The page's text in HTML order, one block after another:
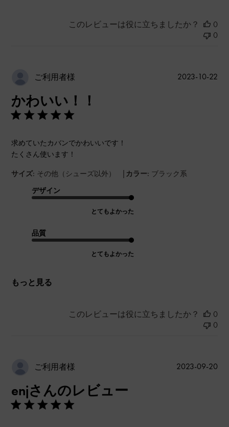
このレビューは役に立ちましたか？
0
0
ご利用者様
かわいい！！
求めていたカバンでかわいいです！
たくさん使います！
サイズ: その他（シューズ以外） | カラー: ブラック系
デザイン
とてもよかった
品質
とてもよかった
もっと見る
公
2023-10-22
このレビューは役に立ちましたか？
0
0
ご利用者様
enjさんのレビュー
公
2023-09-20